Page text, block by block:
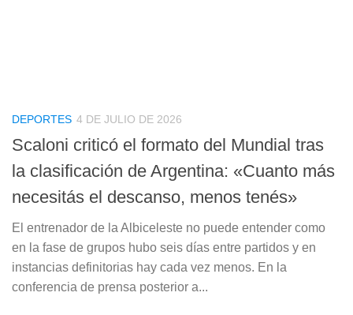
DEPORTES 4 DE JULIO DE 2026
Scaloni criticó el formato del Mundial tras
la clasificación de Argentina: «Cuanto más
necesitás el descanso, menos tenés»
El entrenador de la Albiceleste no puede entender como
en la fase de grupos hubo seis días entre partidos y en
instancias definitorias hay cada vez menos. En la
conferencia de prensa posterior a...